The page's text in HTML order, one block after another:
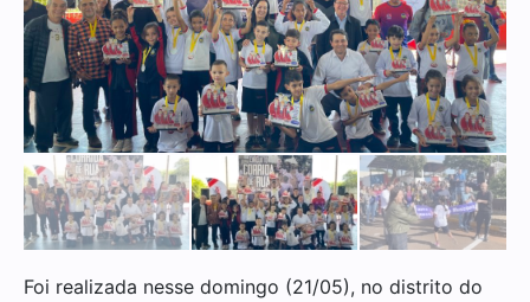
Foi realizada nesse domingo (21/05), no distrito do